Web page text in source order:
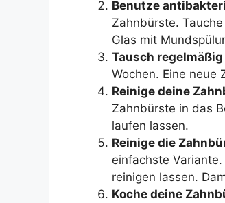
Benutze
Zahnbürste.
Glas mit
Tausch
Wochen. Eine
Reinige deine
Zahnbürste in das
laufen lassen.
Reinige die
einfachste
reinigen lassen.
Koche deine